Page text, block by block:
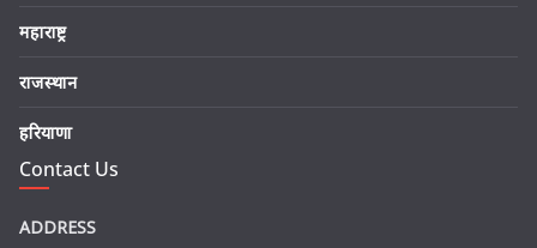
महाराष्ट्र
राजस्थान
हरियाणा
Contact Us
ADDRESS